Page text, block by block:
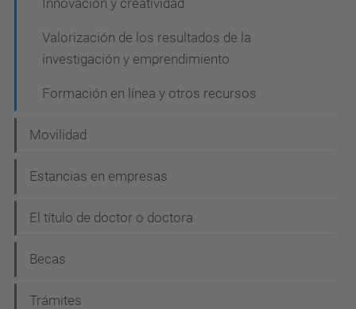
Innovación y creatividad
Valorización de los resultados de la
investigación y emprendimiento
Formación en línea y otros recursos
Movilidad
Estancias en empresas
El título de doctor o doctora
Becas
Trámites